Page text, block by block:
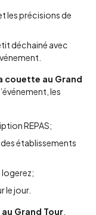
les précisions de
déchainé avec
couette au Grand
les
REPAS;
établissements
le jour.
Grand Tour